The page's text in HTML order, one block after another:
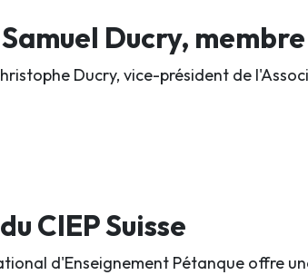
Ducry,
Ducry, vice-président de
CIEP Suisse
d'Enseignement Pétanque offre